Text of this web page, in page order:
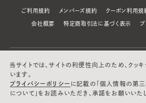
ご利用規約 メンバーズ規約 クーポン利用規
会社概要 特定商取引法に基づく表示 プ
当サイトでは、サイトの利便性向上のため、クッ
います。
プライバシーポリシー に記載の「個人情報の第三
について」をお読みいただき、承諾をお願いいた